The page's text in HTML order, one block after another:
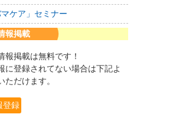
ケア」セミナー
報掲載
報掲載は無料です！
に登録されてない場合は下記よ
ただけます。
登録